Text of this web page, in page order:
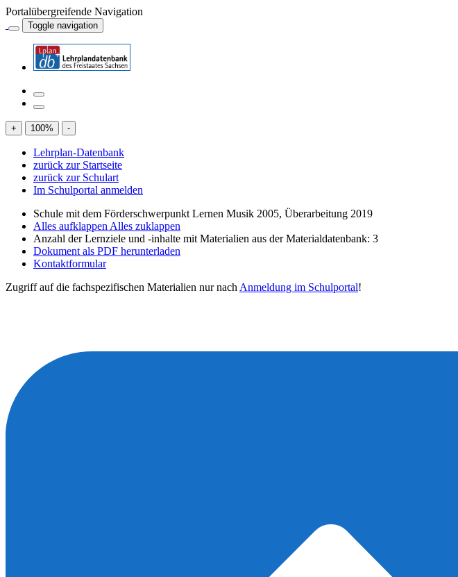
Portalübergreifende Navigation
Toggle navigation
+ 100% -
Lehrplan-Datenbank
zurück zur Startseite
zurück zur Schulart
Im Schulportal anmelden
Schule mit dem Förderschwerpunkt Lernen Musik 2005, Überarbeitung 2019
Alles aufklappen Alles zuklappen
Anzahl der Lernziele und -inhalte mit Materialien aus der Materialdatenbank: 3
Dokument als PDF herunterladen
Kontaktformular
Zugriff auf die fachspezifischen Materialien nur nach Anmeldung im Schulportal!